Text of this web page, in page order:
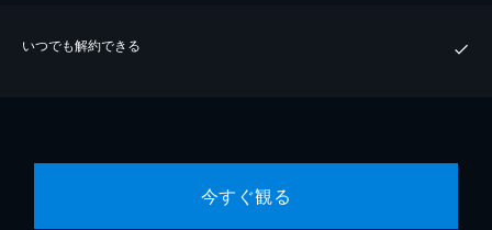
いつでも解約できる
今すぐ観る